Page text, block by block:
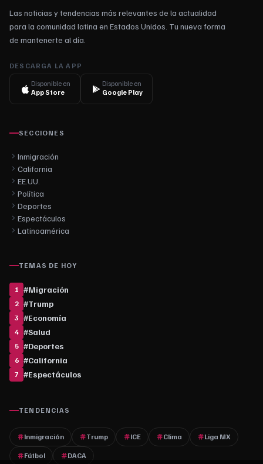
Las noticias y tendencias más relevantes de la actualidad
para la comunidad latina en Estados Unidos. Tu nueva forma
de mantenerte al día.
DESCARGA LA APP
Disponible en
App Store
Disponible en
Google Play
SECCIONES
Inmigración
California
EE.UU.
Política
Deportes
Espectáculos
Latinoamérica
TEMAS DE HOY
1 #Migración
2 #Trump
3 #Economía
4 #Salud
5 #Deportes
6 #California
7 #Espectáculos
TENDENCIAS
Inmigración Trump ICE Clima Liga MX
Fútbol DACA